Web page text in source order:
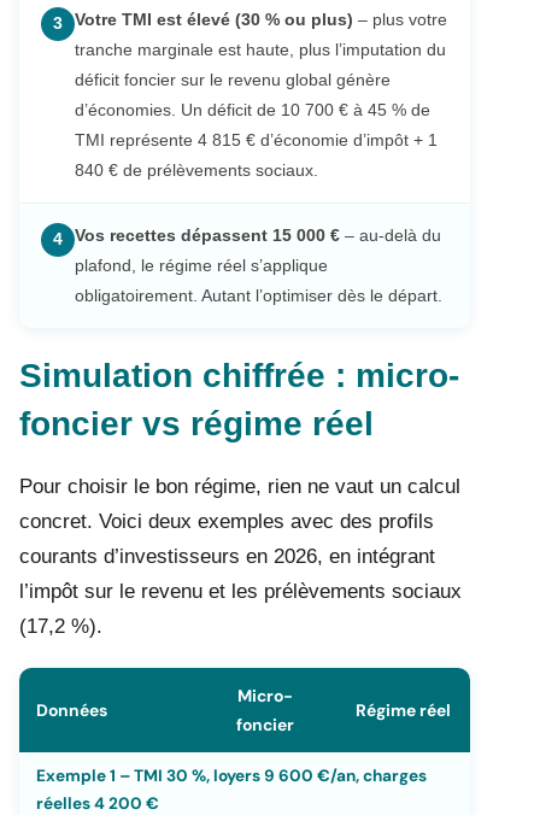
3 Votre TMI est élevé (30 % ou plus) – plus votre
tranche marginale est haute, plus l’imputation du
déficit foncier sur le revenu global génère
d’économies. Un déficit de 10 700 € à 45 % de
TMI représente 4 815 € d’économie d’impôt + 1
840 € de prélèvements sociaux.
4 Vos recettes dépassent 15 000 € – au-delà du
plafond, le régime réel s’applique
obligatoirement. Autant l’optimiser dès le départ.
Simulation chiffrée : micro-
foncier vs régime réel
Pour choisir le bon régime, rien ne vaut un calcul
concret. Voici deux exemples avec des profils
courants d’investisseurs en 2026, en intégrant
l’impôt sur le revenu et les prélèvements sociaux
(17,2 %).
Données
Micro-
foncier
Régime réel
Exemple 1 – TMI 30 %, loyers 9 600 €/an, charges
réelles 4 200 €